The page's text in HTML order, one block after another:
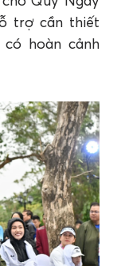
trợ cần thiết
hoàn cảnh